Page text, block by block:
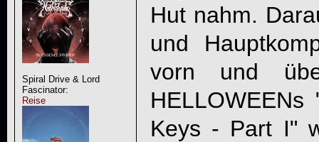
Spiral Drive & Lord
Fascinator:
Reise
Hut nahm.
und
vorn und
Keys - Part I"